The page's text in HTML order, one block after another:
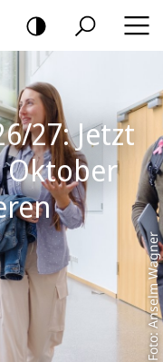
Foto: Anselm Wagner
27: Jetzt
Oktober